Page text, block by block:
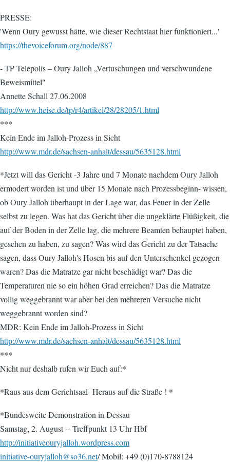
PRESSE:
'Wenn Oury gewusst hätte, wie dieser Rechtstaat hier funktioniert...'
https://thevoiceforum.org/node/887
- TP Telepolis – Oury Jalloh „Vertuschungen und verschwundene
Beweismittel"
Annette Schall 27.06.2008
http://www.heise.de/tp/r4/artikel/28/28205/1.html
***
Kein Ende im Jalloh-Prozess in Sicht
http://www.mdr.de/sachsen-anhalt/dessau/5635128.html
*Jetzt will das Gericht -3 Jahre und 7 Monate nachdem Oury Jalloh
ermodert worden ist und über 15 Monate nach Prozessbeginn- wissen,
ob Oury Jalloh überhaupt in der Lage war, das Feuer in der Zelle
selbst zu legen. Was hat das Gericht über die ungeklärte Flüßigkeit, die
auf der Boden in der Zelle lag, die mehrere Beamten behauptet haben,
gesehen zu haben, zu sagen? Was wird das Gericht zu der Tatsache
sagen, dass Oury Jalloh's Hosen bis auf den Unterschenkel gezogen
waren? Das die Matratze gar nicht beschädigt war? Das die
Temperaturen nie so ein höhen Grad erreichen? Das die Matratze
vollig weggebrannt war aber bei den mehreren Versuche nicht
weggebrannt worden sind?
MDR: Kein Ende im Jalloh-Prozess in Sicht
http://www.mdr.de/sachsen-anhalt/dessau/5635128.html
***
Nicht nur deshalb rufen wir Euch auf:*
*Raus aus dem Gerichtsaal- Heraus auf die Straße ! *
*Bundesweite Demonstration in Dessau
Samstag, 2. August -- Treffpunkt 13 Uhr Hbf
http://initiativeouryjalloh.wordpress.com
initiative-ouryjalloh@so36.net/ Mobil: +49 (0)170-8788124